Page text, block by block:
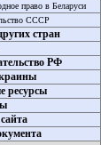
право в Беларуси
СССР
стран
РФ
ресурсы